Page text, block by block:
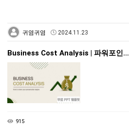
귀염귀염 2024.11.23
Business Cost Analysis | 파워포인…
915